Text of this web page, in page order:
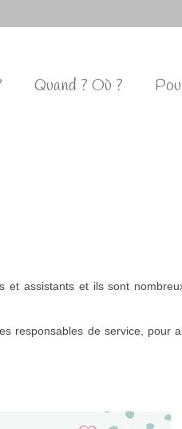
Quand ? Où ?
assistants et ils sont
responsables de service, pour